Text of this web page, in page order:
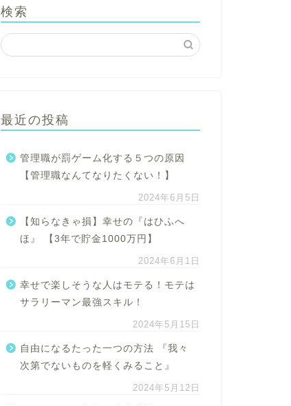
検索
最近の投稿
管理職が罰ゲーム化する５つの原因
【管理職なんてなりたくない！】
2024年6月5日
【知らなきゃ損】幸せの『はひふへ
ほ』 【3年で貯金1000万円】
2024年6月1日
幸せで楽しそうな人はモテる！モテは
サラリーマン最強スキル！
2024年5月15日
自由になるたった一つの方法 『我々
次第でないものを軽くみること』
2024年5月12日